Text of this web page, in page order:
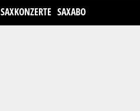
SAXKONZERTE SAXABO